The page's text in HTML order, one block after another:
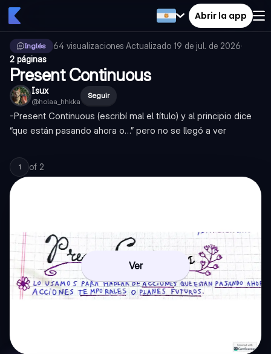
Abrir la app
Inglés 64 visualizaciones·Actualizado 19 de jul. de 2026·
2 páginas
Present Continuous
Isux
@holaa_hhkka
Seguir
-Present Continuous (escribí mal el título) y al principio dice
“que están pasando ahora o…” pero no se llegó a ver
1 of 2
Ver